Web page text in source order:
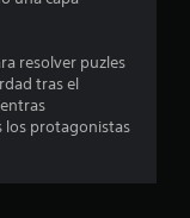
n
o
e
resolver puzles
tras el
los protagonistas